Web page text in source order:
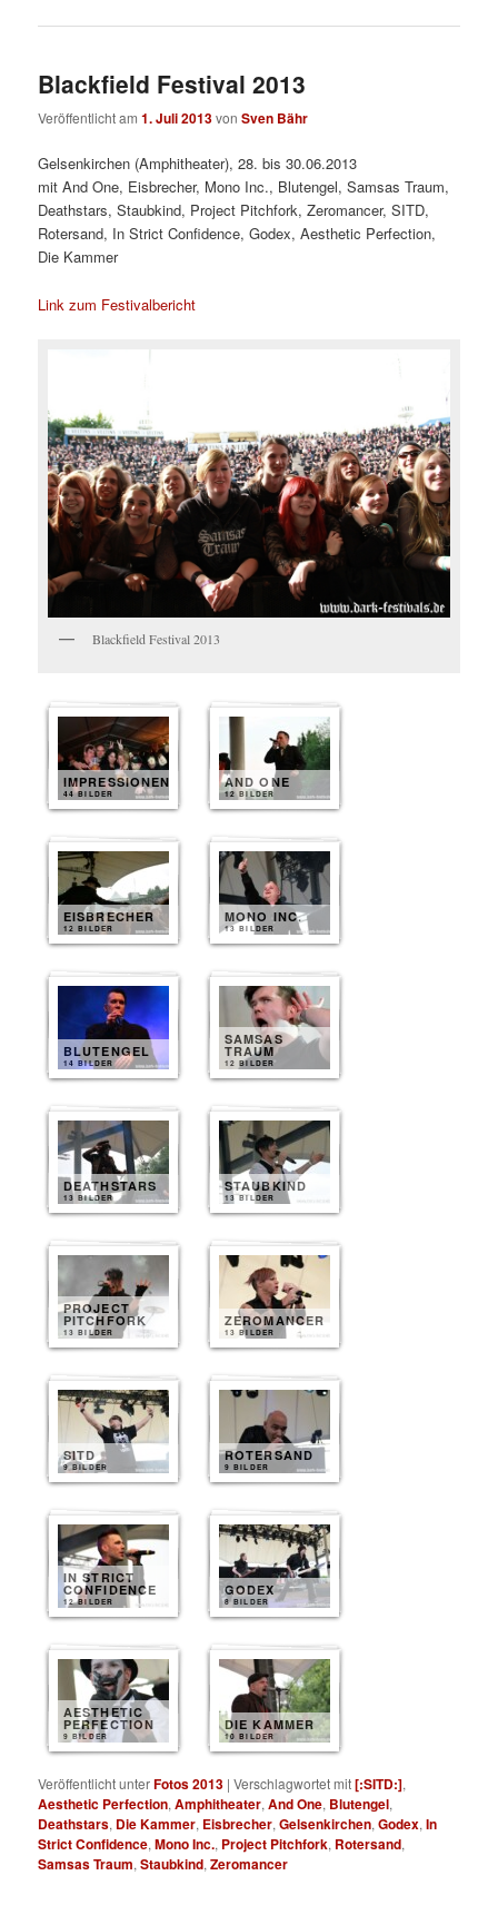
Blackfield Festival 2013
Veröffentlicht am1. Juli 2013vonSven Bähr
Gelsenkirchen (Amphitheater), 28. bis 30.06.2013
mit And One, Eisbrecher, Mono Inc., Blutengel, Samsas Traum,
Deathstars, Staubkind, Project Pitchfork, Zeromancer, SITD,
Rotersand, In Strict Confidence, Godex, Aesthetic Perfection,
Die Kammer
Link zum Festivalbericht
Blackfield Festival 2013
IMPRESSIONEN
44 BILDER
AND ONE
12 BILDER
EISBRECHER
12 BILDER
MONO INC.
13 BILDER
BLUTENGEL
14 BILDER
SAMSAS
TRAUM
12 BILDER
DEATHSTARS
13 BILDER
STAUBKIND
13 BILDER
PROJECT
PITCHFORK
13 BILDER
ZEROMANCER
13 BILDER
SITD
9 BILDER
ROTERSAND
9 BILDER
IN STRICT
CONFIDENCE
12 BILDER
GODEX
8 BILDER
AESTHETIC
PERFECTION
9 BILDER
DIE KAMMER
10 BILDER
Veröffentlicht unterFotos 2013 |Verschlagwortet mit[:SITD:],
Aesthetic Perfection,Amphitheater,And One, Blutengel,
Deathstars, Die Kammer, Eisbrecher,Gelsenkirchen,Godex,In
Strict Confidence,Mono Inc., Project Pitchfork, Rotersand,
Samsas Traum,Staubkind,Zeromancer